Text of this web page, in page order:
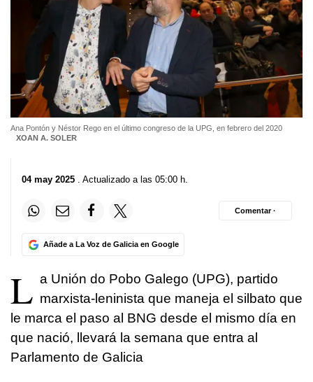
Ana Pontón y Néstor Rego en el último congreso de la UPG, en febrero del 2020
XOAN A. SOLER
04 may 2025 . Actualizado a las 05:00 h.
Añade a La Voz de Galicia en Google
Comentar ·
L a Unión do Pobo Galego (UPG), partido
marxista-leninista que maneja el silbato que
le marca el paso al BNG desde el mismo día en
que nació, llevará la semana que entra al
Parlamento de Galicia